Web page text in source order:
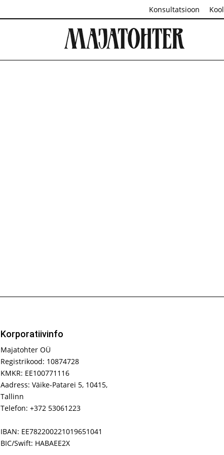
Konsultatsioon
Korporatiivinfo
Majatohter OÜ
Registrikood: 10874728
KMKR: EE100771116
Aadress: Väike-Patarei 5, 10415,
Tallinn
Telefon: +372 53061223
IBAN: EE782200221019651041
BIC/Swift: HABAEE2X